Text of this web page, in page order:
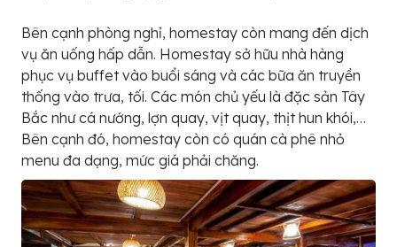
Bên cạnh phòng nghỉ, homestay còn mang đến dịch
vụ ăn uống hấp dẫn. Homestay sở hữu nhà hàng
phục vụ buffet vào buổi sáng và các bữa ăn truyền
thống vào trưa, tối. Các món chủ yếu là đặc sản Tây
Bắc như cá nướng, lợn quay, vịt quay, thịt hun khói,…
Bên cạnh đó, homestay còn có quán cà phê nhỏ
menu đa dạng, mức giá phải chăng.